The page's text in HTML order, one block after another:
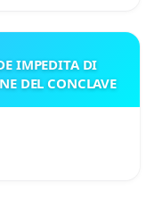
IMPEDITA DI
DEL CONCLAVE